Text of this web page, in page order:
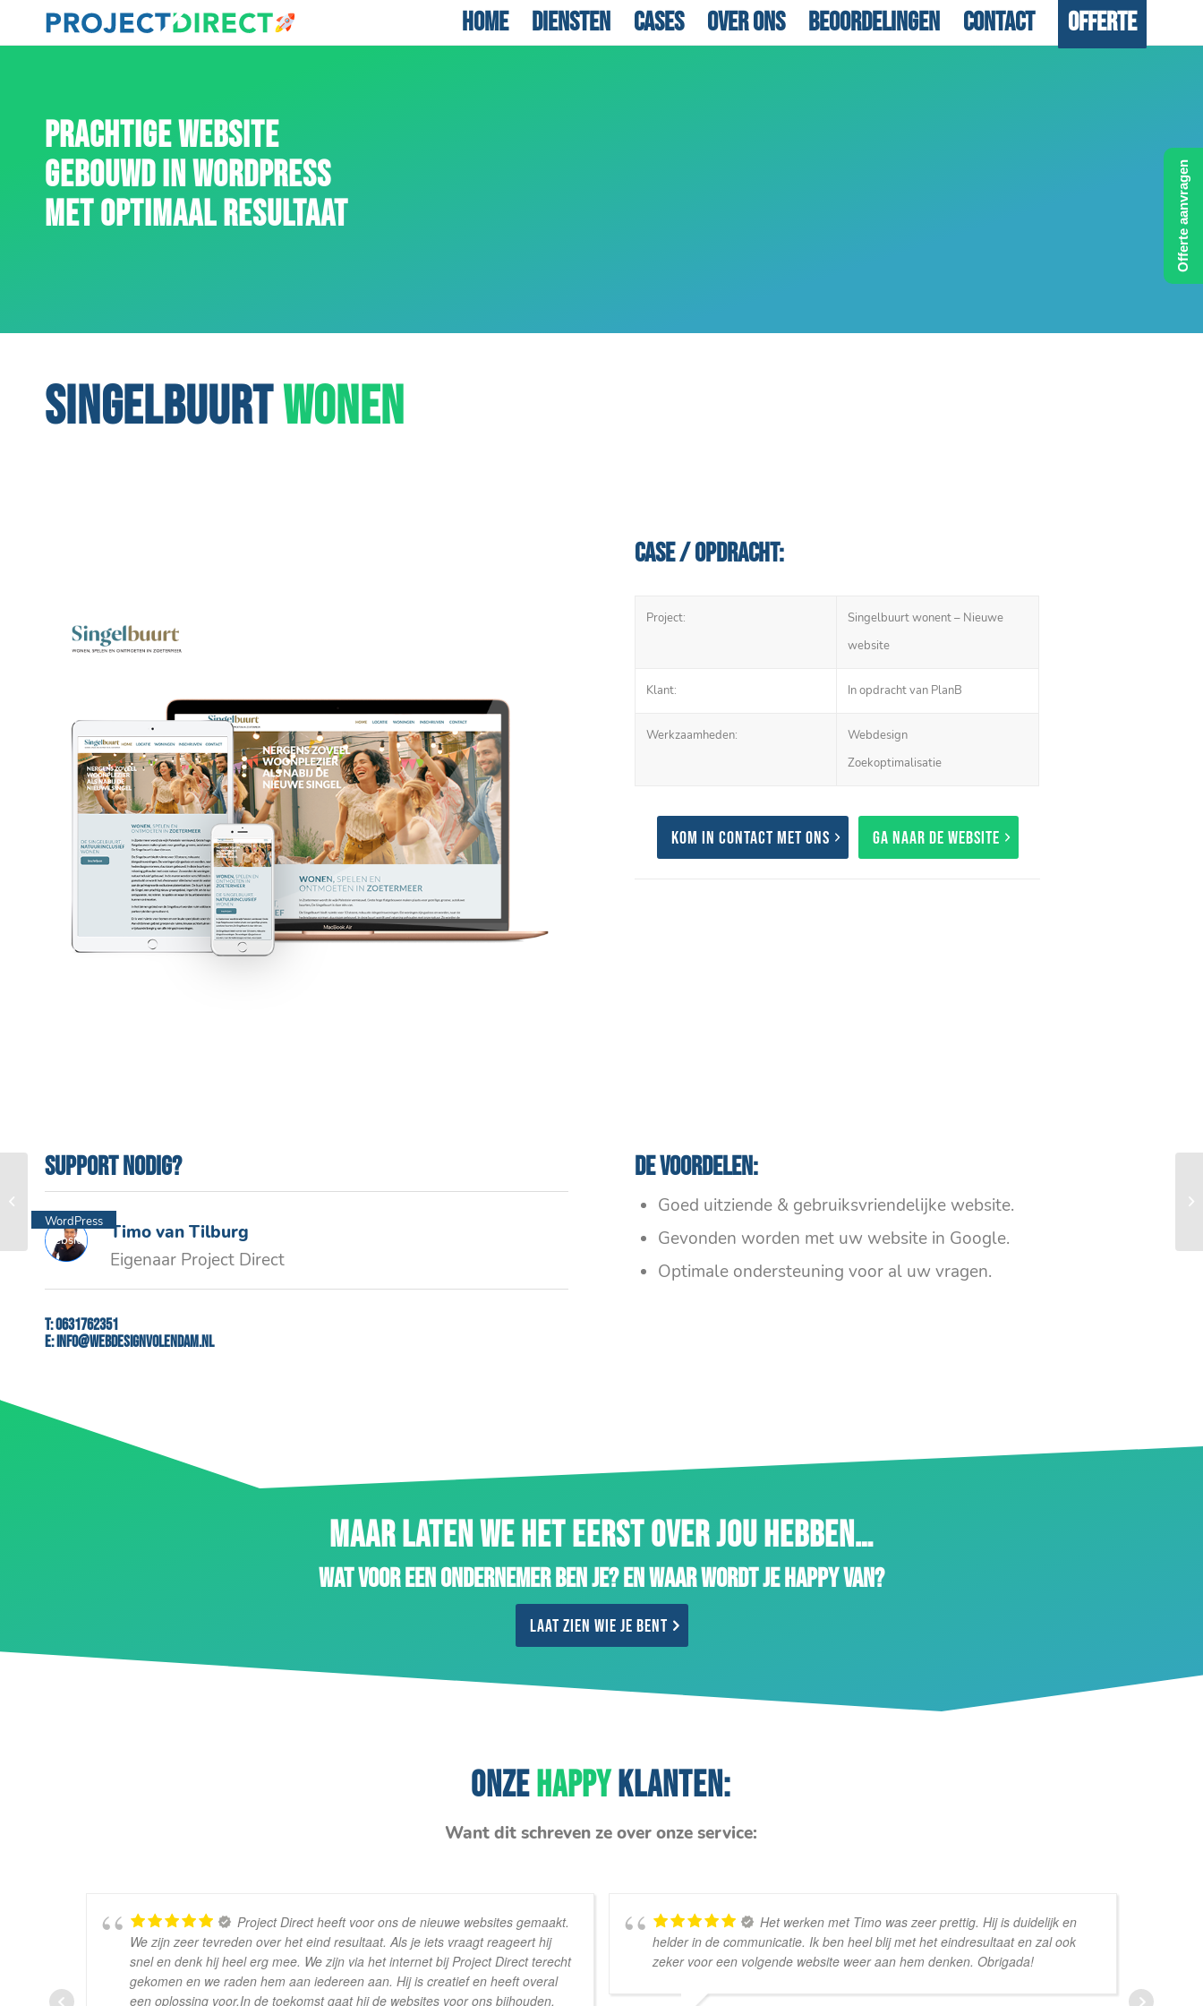
Home Diensten Cases Over ons Beoordelingen Contact Offerte
PRACHTIGE WEBSITE
GEBOUWD IN WORDPRESS
MET OPTIMAAL RESULTAAT
SINGELBUURTWONEN
Case / Opdracht:
Project:
Singelbuurt wonent – Nieuwe
website
Klant: In opdracht van PlanB
Werkzaamheden:
Webdesign
Zoekoptimalisatie
Kom in contact met ons Ga naar de website
Support nodig?
Timo van Tilburg
Eigenaar Project Direct
T:0631762351
E:info@webdesignvolendam.nl
De voordelen:
Goed uitziende & gebruiksvriendelijke website.
Gevonden worden met uw website in Google.
Optimale ondersteuning voor al uw vragen.
MAAR LATEN WE HET EERST OVER JOU HEBBEN…
Wat voor een ondernemer ben je? En waar wordt je happy van?
Laat zien wie je bent
ONZEHAPPYKLANTEN:
Want dit schreven ze over onze service:
Project Direct heeft voor ons de nieuwe websites gemaakt.
We zijn zeer tevreden over het eind resultaat. Als je iets vraagt reageert hij
snel en denk hij heel erg mee. We zijn via het internet bij Project Direct terecht
gekomen en we raden hem aan iedereen aan. Hij is creatief en heeft overal
een oplossing voor.In de toekomst gaat hij de websites voor ons bijhouden.
Het werken met Timo was zeer prettig. Hij is duidelijk en
helder in de communicatie. Ik ben heel blij met het eindresultaat en zal ook
zeker voor een volgende website weer aan hem denken. Obrigada!
WordPress
website
Offerte aanvragen